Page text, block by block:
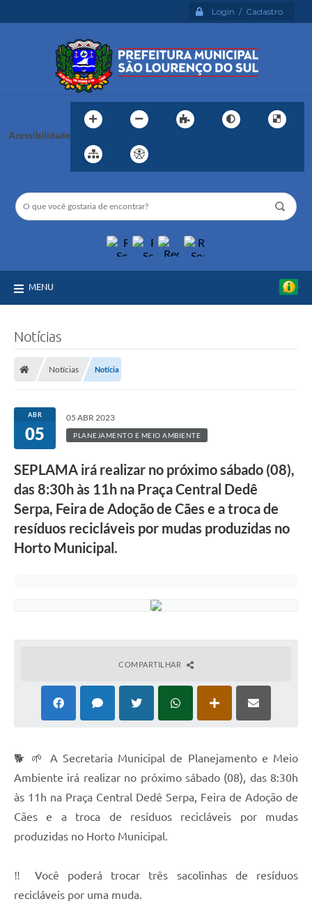
Login / Cadastro
Acessibilidade
MENU
Notícias
Notícias Notícia
ABR
05
05 ABR 2023
PLANEJAMENTO E MEIO AMBIENTE
SEPLAMA irá realizar no próximo sábado (08),
das 8:30h às 11h na Praça Central Dedê
Serpa, Feira de Adoção de Cães e a troca de
resíduos recicláveis por mudas produzidas no
Horto Municipal.
COMPARTILHAR
🐕 🌱 A Secretaria Municipal de Planejamento e Meio
Ambiente irá realizar no próximo sábado (08), das 8:30h
às 11h na Praça Central Dedê Serpa, Feira de Adoção de
Cães e a troca de resíduos recicláveis por mudas
produzidas no Horto Municipal.
‼️ Você poderá trocar três sacolinhas de resíduos
recicláveis por uma muda.